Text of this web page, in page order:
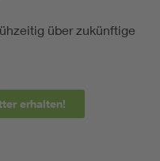
über zukünftige
erhalten!